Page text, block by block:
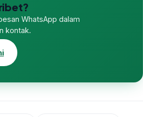
WhatsApp dalam
kontak.